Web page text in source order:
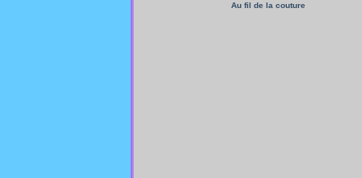
Au fil de la couture